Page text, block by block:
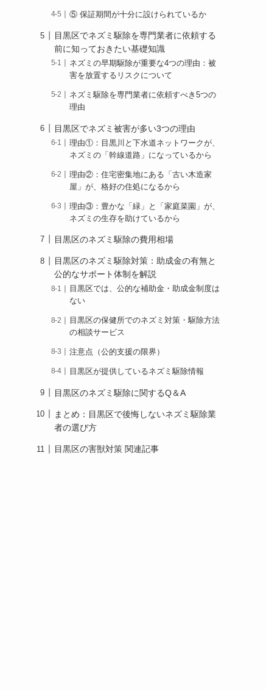
延
）
⑤ 保証期間が十分に設けられているか
目黒区でネズミ駆除を専門業者に依頼する
前に知っておきたい基礎知識
ネズミの早期駆除が重要な4つの理由：被
害を放置するリスクについて
ネズミ駆除を専門業者に依頼すべき5つの
理由
目黒区でネズミ被害が多い3つの理由
理由①：目黒川と下水道ネットワークが、
ネズミの「幹線道路」になっているから
理由②：住宅密集地にある「古い木造家
屋」が、格好の住処になるから
理由③：豊かな「緑」と「家庭菜園」が、
ネズミの生存を助けているから
目黒区のネズミ駆除の費用相場
目黒区のネズミ駆除対策：助成金の有無と
公的なサポート体制を解説
目黒区では、公的な補助金・助成金制度は
ない
目黒区の保健所でのネズミ対策・駆除方法
の相談サービス
注意点（公的支援の限界）
目黒区が提供しているネズミ駆除情報
目黒区のネズミ駆除に関するQ＆A
まとめ：目黒区で後悔しないネズミ駆除業
者の選び方
目黒区の害獣対策 関連記事